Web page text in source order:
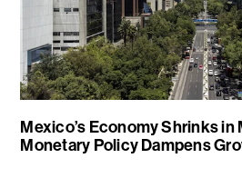
Mexico’s Economy Shrinks in
Monetary Policy Dampens